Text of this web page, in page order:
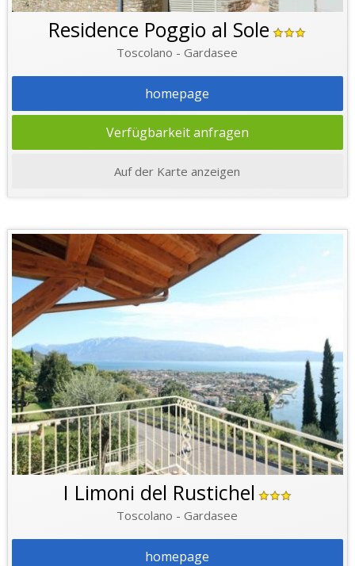
Residence Poggio al Sole
Toscolano - Gardasee
homepage
Verfügbarkeit anfragen
Auf der Karte anzeigen
I Limoni del Rustichel
Toscolano - Gardasee
homepage